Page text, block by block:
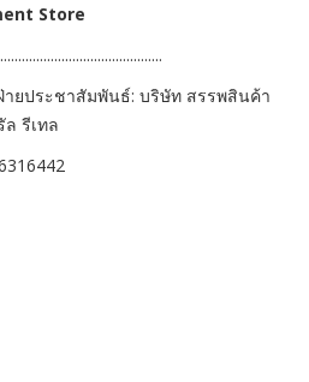
Store
ายประชาสัมพันธ์: บริษัท สรรพสินค้า
ล รีเทล